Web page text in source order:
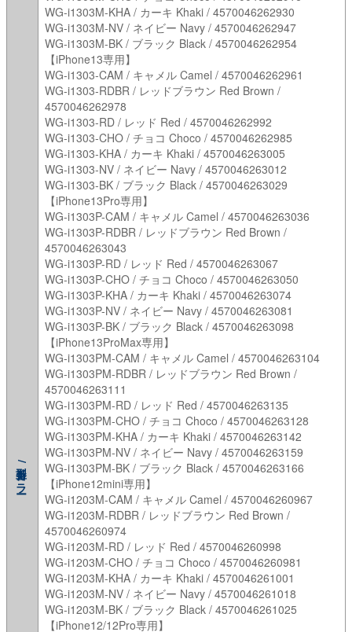
型番/カラー
WG-i1303M-KHA / カーキ Khaki / 4570046262930
WG-i1303M-NV / ネイビー Navy / 4570046262947
WG-i1303M-BK / ブラック Black / 4570046262954
【iPhone13専用】
WG-i1303-CAM / キャメル Camel / 4570046262961
WG-i1303-RDBR / レッドブラウン Red Brown /
4570046262978
WG-i1303-RD / レッド Red / 4570046262992
WG-i1303-CHO / チョコ Choco / 4570046262985
WG-i1303-KHA / カーキ Khaki / 4570046263005
WG-i1303-NV / ネイビー Navy / 4570046263012
WG-i1303-BK / ブラック Black / 4570046263029
【iPhone13Pro専用】
WG-i1303P-CAM / キャメル Camel / 4570046263036
WG-i1303P-RDBR / レッドブラウン Red Brown /
4570046263043
WG-i1303P-RD / レッド Red / 4570046263067
WG-i1303P-CHO / チョコ Choco / 4570046263050
WG-i1303P-KHA / カーキ Khaki / 4570046263074
WG-i1303P-NV / ネイビー Navy / 4570046263081
WG-i1303P-BK / ブラック Black / 4570046263098
【iPhone13ProMax専用】
WG-i1303PM-CAM / キャメル Camel / 4570046263104
WG-i1303PM-RDBR / レッドブラウン Red Brown /
4570046263111
WG-i1303PM-RD / レッド Red / 4570046263135
WG-i1303PM-CHO / チョコ Choco / 4570046263128
WG-i1303PM-KHA / カーキ Khaki / 4570046263142
WG-i1303PM-NV / ネイビー Navy / 4570046263159
WG-i1303PM-BK / ブラック Black / 4570046263166
【iPhone12mini専用】
WG-i1203M-CAM / キャメル Camel / 4570046260967
WG-i1203M-RDBR / レッドブラウン Red Brown /
4570046260974
WG-i1203M-RD / レッド Red / 4570046260998
WG-i1203M-CHO / チョコ Choco / 4570046260981
WG-i1203M-KHA / カーキ Khaki / 4570046261001
WG-i1203M-NV / ネイビー Navy / 4570046261018
WG-i1203M-BK / ブラック Black / 4570046261025
【iPhone12/12Pro専用】